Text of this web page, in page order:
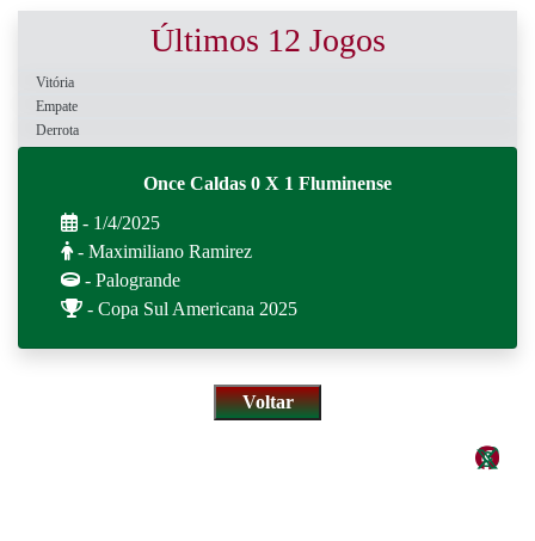
Últimos 12 Jogos
Vitória
Empate
Derrota
Once Caldas 0 X 1 Fluminense
- 1/4/2025
- Maximiliano Ramirez
- Palogrande
- Copa Sul Americana 2025